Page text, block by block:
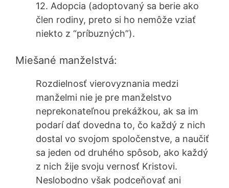
12. Adopcia (adoptovaný sa berie ako
člen rodiny, preto si ho nemôže vziať
niekto z “príbuzných”).
Miešané manželstvá:
Rozdielnosť vierovyznania medzi
manželmi nie je pre manželstvo
neprekonateľnou prekážkou, ak sa im
podarí dať dovedna to, čo každý z nich
dostal vo svojom spoločenstve, a naučiť
sa jeden od druhého spôsob, ako každý
z nich žije svoju vernosť Kristovi.
Neslobodno však podceňovať ani